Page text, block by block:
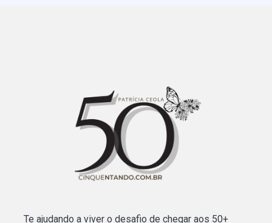
Te ajudando a viver o desafio de chegar aos 50+